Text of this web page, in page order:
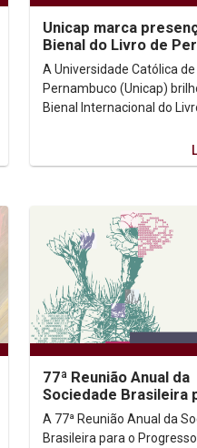
Unicap marca
Bienal do Livro de
com programação
diversificada
A Universidade Católica de
Pernambuco (Unicap)
Bienal Internacional do
outubro no Pernambuco
77ª Reunião Anual da
Sociedade Brasileira
Progresso da Ciência
A 77ª Reunião Anual da
Brasileira para o